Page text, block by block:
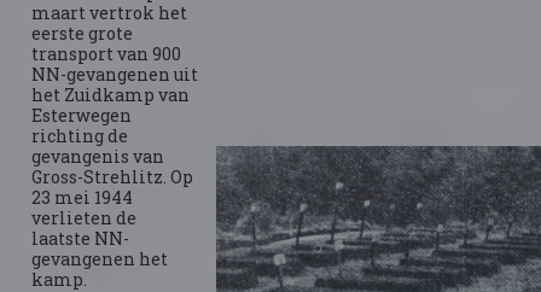
maart vertrok het
eerste grote
transport van 900
NN-gevangenen uit
het Zuidkamp van
Esterwegen
richting de
gevangenis van
Gross-Strehlitz. Op
23 mei 1944
verlieten de
laatste NN-
gevangenen het
kamp.